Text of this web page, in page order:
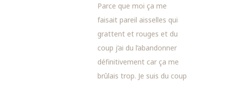
Parce que moi ça me
faisait pareil aisselles qui
grattent et rouges et du
coup j’ai du l’abandonner
définitivement car ça me
brûlais trop. Je suis du coup